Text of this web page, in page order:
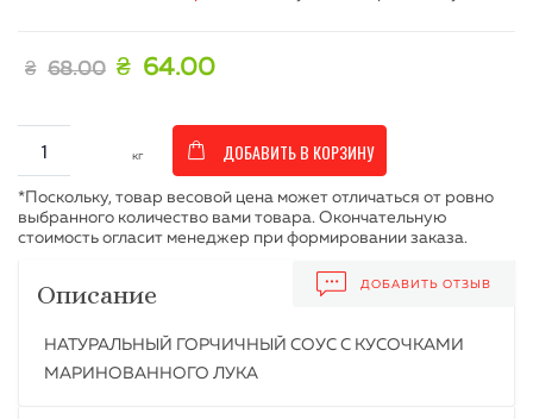
₴ 68.00 ₴ 64.00
ДОБАВИТЬ В КОРЗИНУ
ДОБАВИТЬ ОТЗЫВ
Описание
НАТУРАЛЬНЫЙ ГОРЧИЧНЫЙ СОУС С КУСОЧКАМИ
МАРИНОВАННОГО ЛУКА